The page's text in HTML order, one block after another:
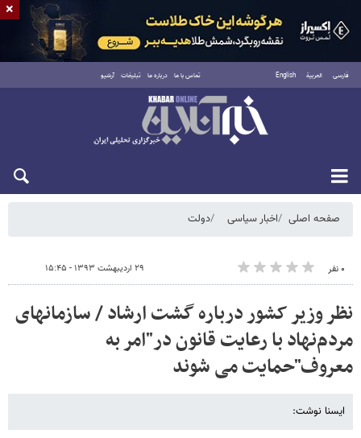
فارسی العربية English تماس با ما درباره ما تبلیغات آرشیو
شنبه ۱۷ مرداد ۱۴۰۵
صفحه اصلی اخبار سیاسی دولت
۰ نفر ۲۹ اردیبهشت ۱۳۹۳ - ۱۵:۴۵
نظر وزیر کشور درباره گشت ارشاد / سازمانهای
مردم‌نهاد با رعایت قانون در"امر به‌
معروف"حمایت می‌ شوند
ایسنا نوشت:
×